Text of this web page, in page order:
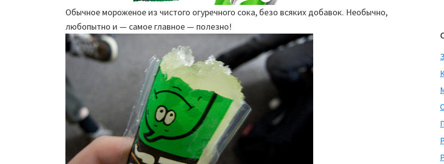
Обычное мороженое из чистого огуречного сока, безо всяких добавок. Необычно,
любопытно и — самое главное — полезно!